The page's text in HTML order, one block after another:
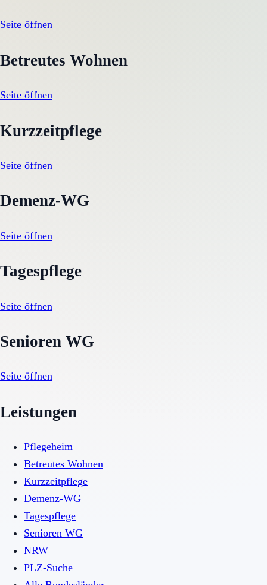
Seite öffnen
Betreutes Wohnen
Seite öffnen
Kurzzeitpflege
Seite öffnen
Demenz-WG
Seite öffnen
Tagespflege
Seite öffnen
Senioren WG
Seite öffnen
Leistungen
Pflegeheim
Betreutes Wohnen
Kurzzeitpflege
Demenz-WG
Tagespflege
Senioren WG
NRW
PLZ-Suche